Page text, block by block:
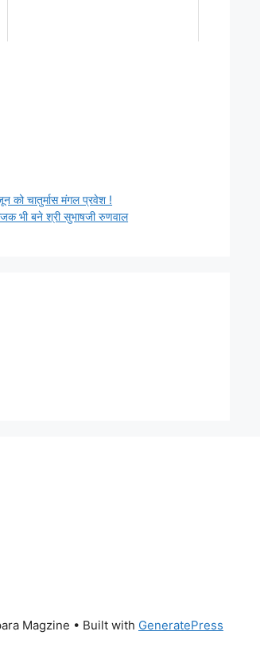
को चातुर्मास मंगल प्रवेश !
भी बने श्री सुभाषजी रुणवाल
Magzine • Built with GeneratePress